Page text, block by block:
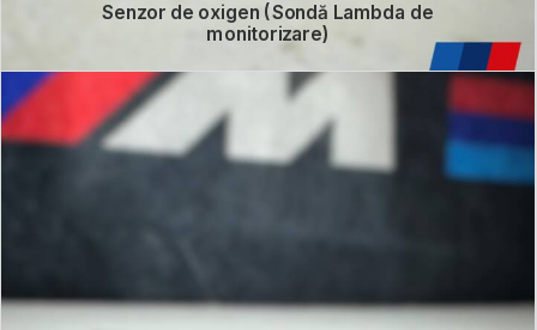
Senzor de oxigen (Sondă Lambda de
monitorizare)